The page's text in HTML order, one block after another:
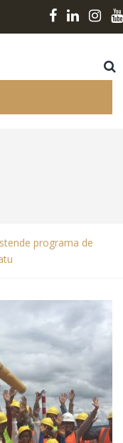
programa de